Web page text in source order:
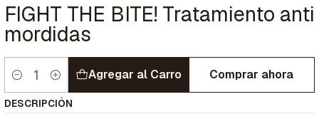
FIGHT THE BITE! Tratamiento anti
mordidas
Cantidad
Agregar al Carro Comprar ahora
DESCRIPCIÓN